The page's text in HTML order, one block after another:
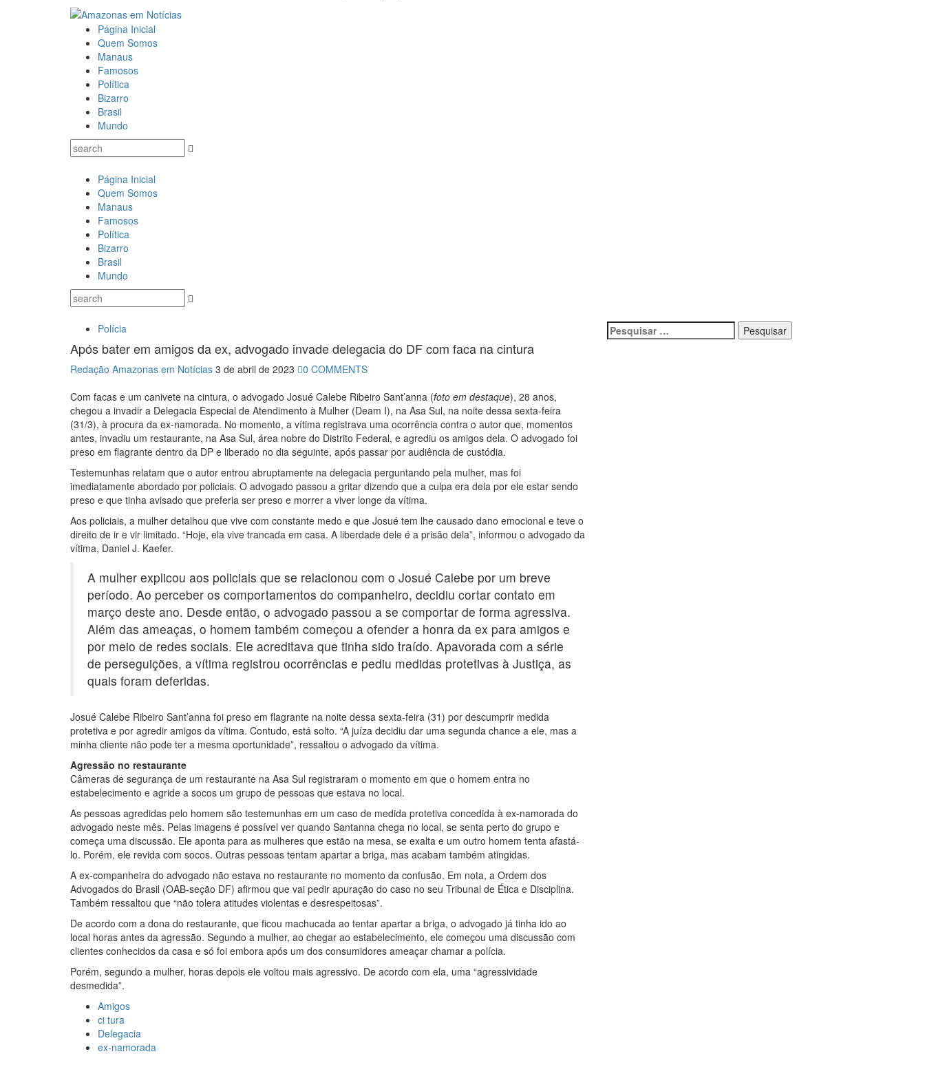
Página Inicial
Quem Somos
Manaus
Famosos
Política
Bizarro
Brasil
Mundo
Página Inicial
Quem Somos
Manaus
Famosos
Política
Bizarro
Brasil
Mundo
Polícia
Após bater em amigos da ex, advogado invade delegacia do DF com faca na cintura
Redação Amazonas em Notícias 3 de abril de 2023
0 COMMENTS
Com facas e um canivete na cintura, o advogado Josué Calebe Ribeiro Sant’anna (foto em destaque), 28 anos,
chegou a invadir a Delegacia Especial de Atendimento à Mulher (Deam I), na Asa Sul, na noite dessa sexta-feira
(31/3), à procura da ex-namorada. No momento, a vítima registrava uma ocorrência contra o autor que, momentos
antes, invadiu um restaurante, na Asa Sul, área nobre do Distrito Federal, e agrediu os amigos dela. O advogado foi
preso em flagrante dentro da DP e liberado no dia seguinte, após passar por audiência de custódia.
Testemunhas relatam que o autor entrou abruptamente na delegacia perguntando pela mulher, mas foi
imediatamente abordado por policiais. O advogado passou a gritar dizendo que a culpa era dela por ele estar sendo
preso e que tinha avisado que preferia ser preso e morrer a viver longe da vítima.
Aos policiais, a mulher detalhou que vive com constante medo e que Josué tem lhe causado dano emocional e teve o
direito de ir e vir limitado. “Hoje, ela vive trancada em casa. A liberdade dele é a prisão dela”, informou o advogado da
vítima, Daniel J. Kaefer.
A mulher explicou aos policiais que se relacionou com o Josué Calebe por um breve
período. Ao perceber os comportamentos do companheiro, decidiu cortar contato em
março deste ano. Desde então, o advogado passou a se comportar de forma agressiva.
Além das ameaças, o homem também começou a ofender a honra da ex para amigos e
por meio de redes sociais. Ele acreditava que tinha sido traído. Apavorada com a série
de perseguições, a vítima registrou ocorrências e pediu medidas protetivas à Justiça, as
quais foram deferidas.
Josué Calebe Ribeiro Sant’anna foi preso em flagrante na noite dessa sexta-feira (31) por descumprir medida
protetiva e por agredir amigos da vítima. Contudo, está solto. “A juíza decidiu dar uma segunda chance a ele, mas a
minha cliente não pode ter a mesma oportunidade”, ressaltou o advogado da vítima.
Agressão no restaurante
Câmeras de segurança de um restaurante na Asa Sul registraram o momento em que o homem entra no
estabelecimento e agride a socos um grupo de pessoas que estava no local.
As pessoas agredidas pelo homem são testemunhas em um caso de medida protetiva concedida à ex-namorada do
advogado neste mês. Pelas imagens é possível ver quando Santanna chega no local, se senta perto do grupo e
começa uma discussão. Ele aponta para as mulheres que estão na mesa, se exalta e um outro homem tenta afastá-
lo. Porém, ele revida com socos. Outras pessoas tentam apartar a briga, mas acabam também atingidas.
A ex-companheira do advogado não estava no restaurante no momento da confusão. Em nota, a Ordem dos
Advogados do Brasil (OAB-seção DF) afirmou que vai pedir apuração do caso no seu Tribunal de Ética e Disciplina.
Também ressaltou que “não tolera atitudes violentas e desrespeitosas”.
De acordo com a dona do restaurante, que ficou machucada ao tentar apartar a briga, o advogado já tinha ido ao
local horas antes da agressão. Segundo a mulher, ao chegar ao estabelecimento, ele começou uma discussão com
clientes conhecidos da casa e só foi embora após um dos consumidores ameaçar chamar a polícia.
Porém, segundo a mulher, horas depois ele voltou mais agressivo. De acordo com ela, uma “agressividade
desmedida”.
Amigos
ci tura
Delegacia
ex-namorada
Pesquisar
por: